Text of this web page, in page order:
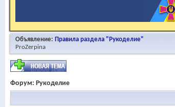
Объявление: Правила раздела "Рукоделие"
ProZerpina
Форум: Рукоделие